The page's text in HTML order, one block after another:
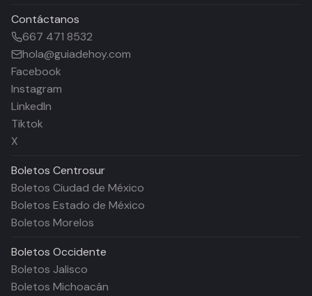
Contáctanos
667 471 8532
hola@guiadehoy.com
Facebook
Instagram
LinkedIn
Tiktok
X
Boletos Centrosur
Boletos Ciudad de México
Boletos Estado de México
Boletos Morelos
Boletos Occidente
Boletos Jalisco
Boletos Michoacán